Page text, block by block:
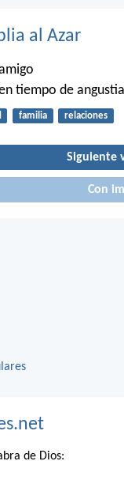
al Azar
tiempo de
familia relaciones
Siguiente
Con
de Dios: